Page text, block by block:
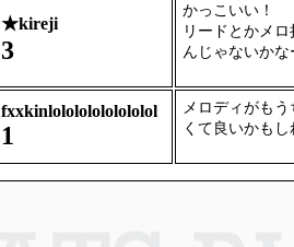
★kireji
3
かっこいい！
リードとかメ
んじゃないか
fxxkinlolololololololol
1
メロディがも
くて良いかも